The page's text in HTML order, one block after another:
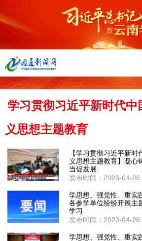
学习贯彻习近平新时代中
义思想主题教育
【学习贯彻习近平新
义思想主题教育】凝心
当促发展
发布时间：2023-04-26
学思想、强党性、重实
各参学单位纷纷开展主
学习
发布时间：2023-04-26
学思想、强党性、重实